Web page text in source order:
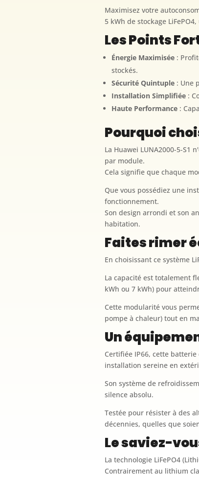
Maximisez votre
5 kWh de stockage
Les Points
Énergie Maximisée :
stockés.
Sécurité Quintuple : Une
Installation Simplifiée :
Haute Performance :
Pourquoi
La Huawei LUNA2000-5-
par module.
Cela signifie que chaque
Que vous possédiez une
fonctionnement.
Son design arrondi et son
habitation.
Faites rimer
En choisissant ce système
La capacité est totalement
kWh ou 7 kWh) pour
Cette modularité vous
pompe à chaleur) tout en
Un
Certifiée IP66, cette
installation sereine en
Son système de
silence absolu.
Testée pour résister à des
décennies, quelles que
Le saviez-
La technologie LiFePO4
Contrairement au lithium